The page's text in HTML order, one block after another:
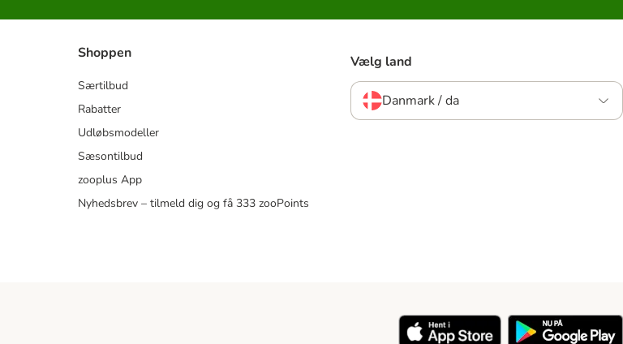
Shoppen
Særtilbud
Rabatter
Udløbsmodeller
Sæsontilbud
zooplus App
Nyhedsbrev – tilmeld dig og få 333 zooPoints
Vælg land
Danmark / da